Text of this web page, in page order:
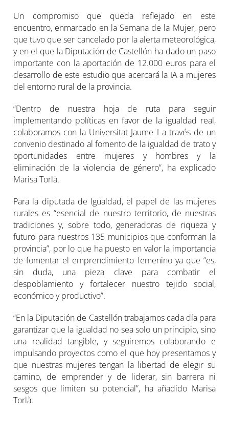
Un compromiso que queda reflejado en este
encuentro, enmarcado en la Semana de la Mujer, pero
que tuvo que ser cancelado por la alerta meteorológica,
y en el que la Diputación de Castellón ha dado un paso
importante con la aportación de 12.000 euros para el
desarrollo de este estudio que acercará la IA a mujeres
del entorno rural de la provincia.
“Dentro de nuestra hoja de ruta para seguir
implementando políticas en favor de la igualdad real,
colaboramos con la Universitat Jaume I a través de un
convenio destinado al fomento de la igualdad de trato y
oportunidades entre mujeres y hombres y la
eliminación de la violencia de género”, ha explicado
Marisa Torlà.
Para la diputada de Igualdad, el papel de las mujeres
rurales es “esencial de nuestro territorio, de nuestras
tradiciones y, sobre todo, generadoras de riqueza y
futuro para nuestros 135 municipios que conforman la
provincia”, por lo que ha puesto en valor la importancia
de fomentar el emprendimiento femenino ya que “es,
sin duda, una pieza clave para combatir el
despoblamiento y fortalecer nuestro tejido social,
económico y productivo”.
“En la Diputación de Castellón trabajamos cada día para
garantizar que la igualdad no sea solo un principio, sino
una realidad tangible, y seguiremos colaborando e
impulsando proyectos como el que hoy presentamos y
que nuestras mujeres tengan la libertad de elegir su
camino, de emprender y de liderar, sin barrera ni
sesgos que limiten su potencial”, ha añadido Marisa
Torlà.